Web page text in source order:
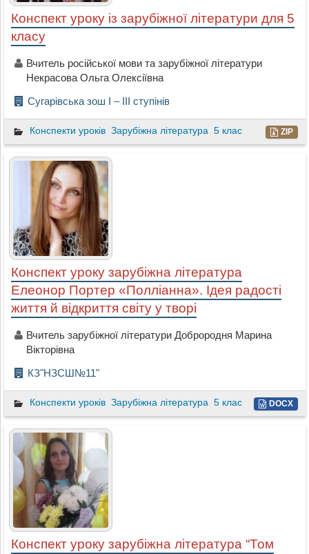
Конспект уроку із зарубіжної літератури для 5
класу
Вчитель російської мови та зарубіжної літератури
Некрасова Ольга Олексіївна
Сугарівська зош І – ІІІ ступінів
Конспекти уроків Зарубіжна література 5 клас ZIP
Конспект уроку зарубіжна література
Елеонор Портер «Полліанна». Ідея радості
життя й відкриття світу у творі
Вчитель зарубіжної літератури Доброродня Марина
Вікторівна
КЗ"НЗСШ№11"
Конспекти уроків Зарубіжна література 5 клас DOCX
Конспект уроку зарубіжна література “Том